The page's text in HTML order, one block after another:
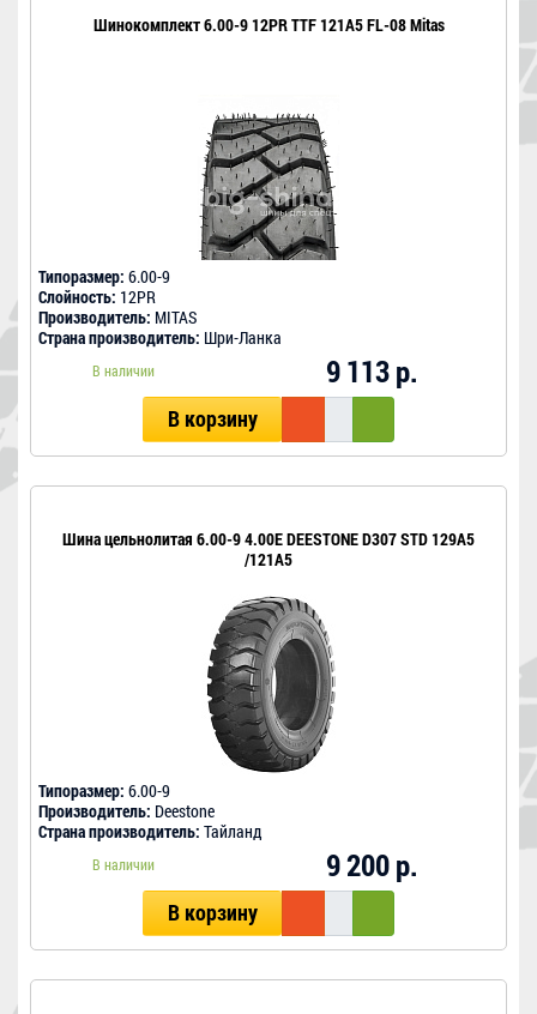
Шинокомплект 6.00-9 12PR TTF 121A5 FL-08 Mitas
Типоразмер: 6.00-9
Слойность: 12PR
Производитель: MITAS
Страна производитель: Шри-Ланка
В наличии 9 113 р.
В корзину
Шина цельнолитая 6.00-9 4.00E DEESTONE D307 STD 129A5
/121A5
Типоразмер: 6.00-9
Производитель: Deestone
Страна производитель: Тайланд
В наличии 9 200 р.
В корзину